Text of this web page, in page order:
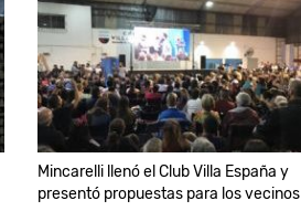
Mincarelli llenó el Club Villa España y
presentó propuestas para los vecinos